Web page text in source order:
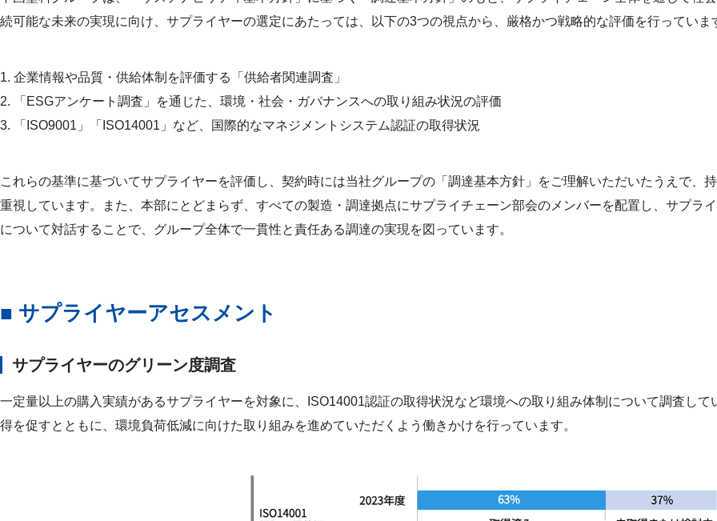
続可能な未来の実現に向け、サプライヤーの選定にあたっては、以下の3つの視点から、厳格かつ戦略的な評価を行っていま
1. 企業情報や品質・供給体制を評価する「供給者関連調査」
2. 「ESGアンケート調査」を通じた、環境・社会・ガバナンスへの取り組み状況の評価
3. 「ISO9001」「ISO14001」など、国際的なマネジメントシステム認証の取得状況
これらの基準に基づいてサプライヤーを評価し、契約時には当社グループの「調達基本方針」をご理解いただいたうえで、
重視しています。また、本部にとどまらず、すべての製造・調達拠点にサプライチェーン部会のメンバーを配置し、サプラ
について対話することで、グループ全体で一貫性と責任ある調達の実現を図っています。
■ サプライヤーアセスメント
サプライヤーのグリーン度調査
一定量以上の購入実績があるサプライヤーを対象に、ISO14001認証の取得状況など環境への取り組み体制について調査し
得を促すとともに、環境負荷低減に向けた取り組みを進めていただくよう働きかけを行っています。